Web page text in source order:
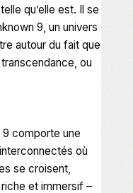
qu’elle est. Il se
9, un univers
autour du fait que
ou
9 comporte une
où
se croisent,
et immersif –